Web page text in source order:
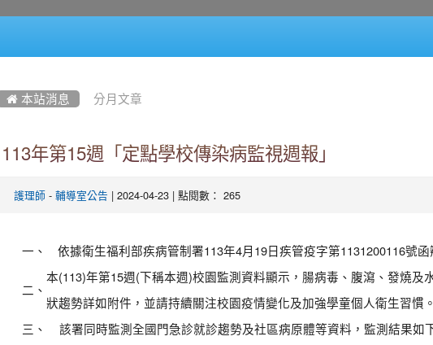
 本站消息 分月文章
113年第15週「定點學校傳染病監視週報」
護理師- 輔導室公告 | 2024-04-23 | 點閱數： 265
一、 依據衛生福利部疾病管制署113年4月19日疾管疫字第1131200116號函
二、
本(113)年第15週(下稱本週)校園監測資料顯示，腸病毒、腹瀉、發燒及
狀趨勢詳如附件，並請持續關注校園疫情變化及加強學童個人衛生習慣。
三、
該署同時監測全國門急診就診趨勢及社區病原體等資料，監測結果如